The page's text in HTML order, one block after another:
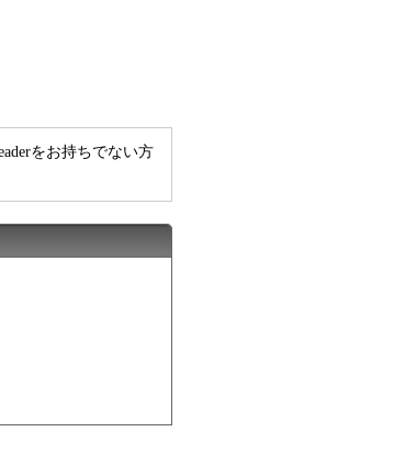
をお持ちでない方